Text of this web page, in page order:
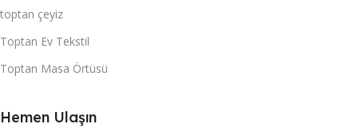
toptan çeyiz
Toptan Ev Tekstil
Toptan Masa Örtüsü
Hemen Ulaşın